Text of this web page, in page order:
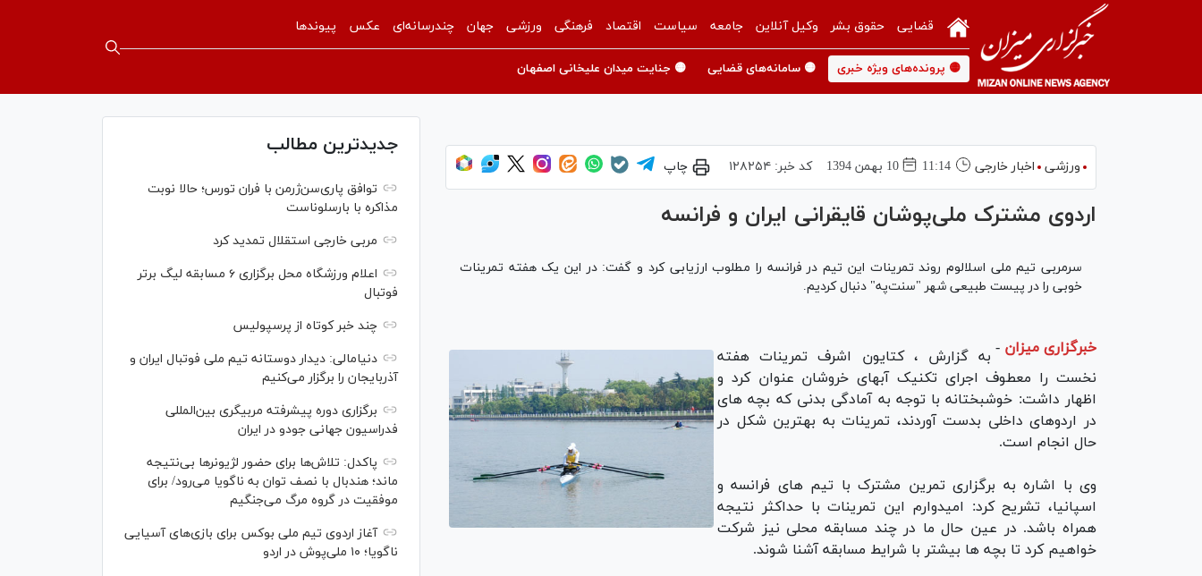
قضایی حقوق بشر وکیل آنلاین جامعه سیاست اقتصاد فرهنگی ورزشی جهان چندرسانه‌ای عکس پیوندها
🟡 پرونده‌های ویژه خبری 🟡 سامانه‌های قضایی 🟡 جنایت میدان علیخانی اصفهان
ورزشی اخبار خارجی 11:14 10 بهمن 1394 کد خبر: ۱۲۸۲۵۴ چاپ
اردوی مشترک ملی‌پوشان قایقرانی ایران و فرانسه
سرمربی تیم ملی اسلالوم روند تمرینات این تیم در فرانسه را مطلوب ارزیابی کرد و گفت: در این یک هفته تمرینات
خوبی را در پیست طبیعی شهر "سنت‌په" دنبال کردیم.
خبرگزاری میزان - به گزارش ، کتایون اشرف تمرینات هفته
نخست را معطوف اجرای تکنیک آبهای خروشان عنوان کرد و
اظهار داشت: خوشبختانه با توجه به آمادگی بدنی که بچه های
در اردوهای داخلی بدست آوردند، تمرینات به بهترین شکل در
حال انجام است.
وی با اشاره به برگزاری تمرین مشترک با تیم های فرانسه و
اسپانیا، تشریح کرد: امیدوارم این تمرینات با حداکثر نتیجه
همراه باشد. در عین حال ما در چند مسابقه محلی نیز شرکت
خواهیم کرد تا بچه ها بیشتر با شرایط مسابقه آشنا شوند.
جدیدترین مطالب
توافق پاری‌سن‌ژرمن با فران تورس؛ حالا نوبت
مذاکره با بارسلوناست
مربی خارجی استقلال تمدید کرد
اعلام ورزشگاه محل برگزاری ۶ مسابقه لیگ برتر
فوتبال
چند خبر کوتاه از پرسپولیس
دنیامالی: دیدار دوستانه تیم ملی فوتبال ایران و
آذربایجان را برگزار می‌کنیم
برگزاری دوره پیشرفته مربیگری بین‌المللی
فدراسیون جهانی جودو در ایران
پاکدل: تلاش‌ها برای حضور لژیونر‌ها بی‌نتیجه
ماند؛ هندبال با نصف توان به ناگویا می‌رود/ برای
موفقیت در گروه مرگ می‌جنگیم
آغاز اردوی تیم ملی بوکس برای بازی‌های آسیایی
ناگویا؛ ۱۰ ملی‌پوش در اردو